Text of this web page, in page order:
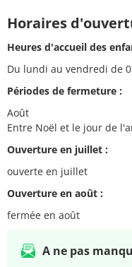
Horaires
Heures d'accueil des
Du lundi au vendredi de
Périodes de fermeture :
Août
Entre Noël et le jour de
Ouverture en juillet :
ouverte en juillet
Ouverture en août :
fermée en août
A ne pas